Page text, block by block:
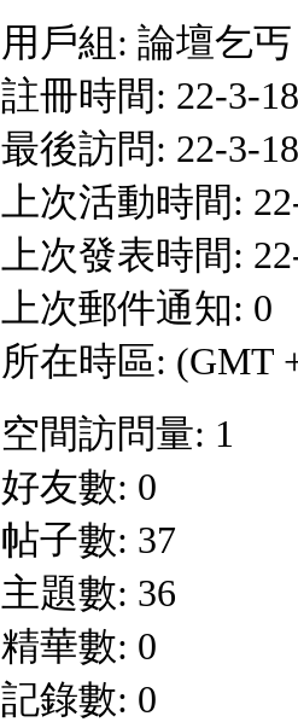
用戶組: 論壇乞丐
註冊時間: 22-3-
最後訪問: 22-3-
上次活動時間:
上次發表時間:
上次郵件通知: 0
所在時區: (GMT
空間訪問量: 1
好友數: 0
帖子數: 37
主題數: 36
精華數: 0
記錄數: 0